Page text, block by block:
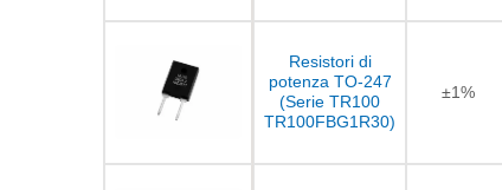
Resistori di
potenza TO-247
(Serie TR100
TR100FBG1R30)
±1%